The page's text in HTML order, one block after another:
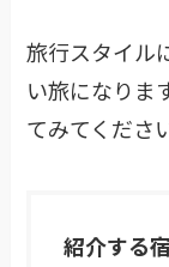
旅行スタイル
い旅になりま
てみてくださ
紹介する